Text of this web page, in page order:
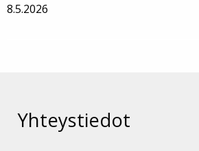
8.5.2026
Yhteystiedot